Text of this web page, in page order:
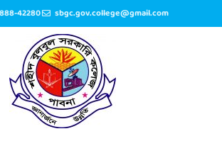
42280 sbgc.gov.college@gmail.com